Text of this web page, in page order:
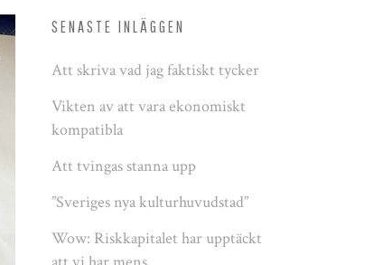
SENASTE INLÄGGEN
Att skriva vad jag faktiskt tycker
Vikten av att vara ekonomiskt
kompatibla
Att tvingas stanna upp
”Sveriges nya kulturhuvudstad”
Wow: Riskkapitalet har upptäckt